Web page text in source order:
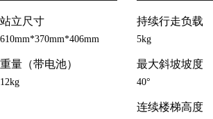
站立尺寸
610mm*370mm*406mm
重量（带电池）
12kg
持续行走负载
5kg
最大斜坡坡度
40°
连续楼梯高度